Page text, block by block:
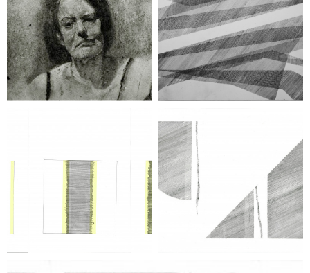
grafika
Katarzyna Piątek